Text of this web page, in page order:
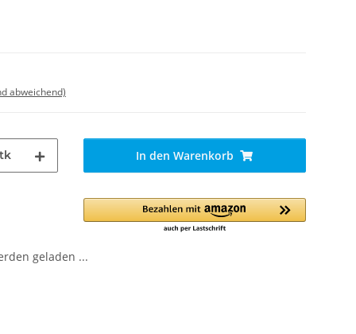
abweichend)
In den Warenkorb
geladen ...